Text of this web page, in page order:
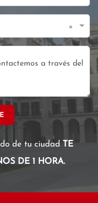
×
de tu ciudad TE
DE 1 HORA.